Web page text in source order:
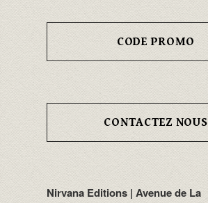
CODE PROMO
CONTACTEZ NOUS
Nirvana Editions | Avenue de La